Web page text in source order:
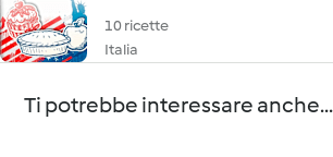
10 ricette
Italia
Ti potrebbe interessare anche...